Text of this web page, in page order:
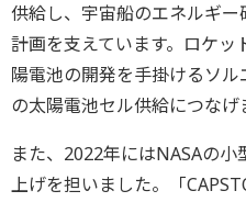
供給し、宇宙船のエネルギ
計画を支えています。ロケ
陽電池の開発を手掛けるソ
の太陽電池セル供給につなげ
また、2022年にはNASAの小
上げを担いました。「